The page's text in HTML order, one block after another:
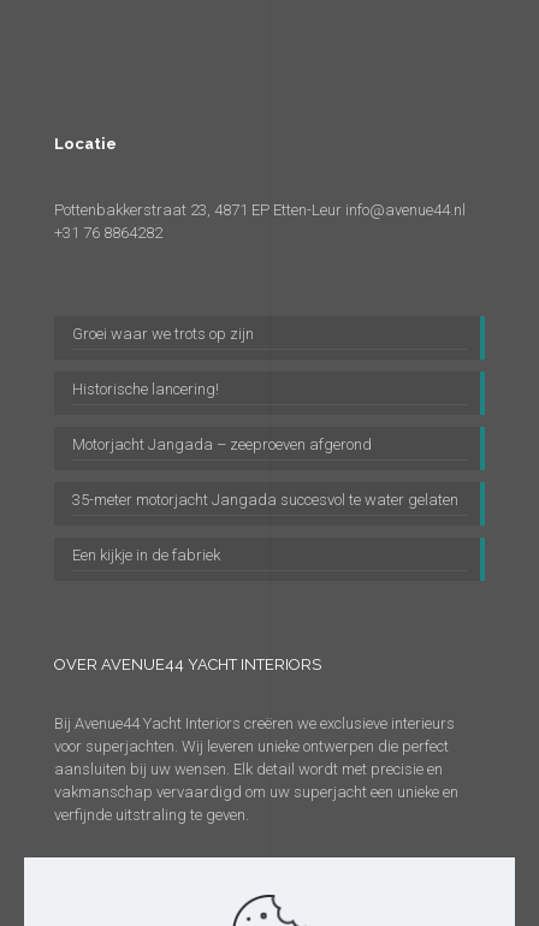
Locatie
Pottenbakkerstraat 23, 4871 EP Etten-Leur info@avenue44.nl
+31 76 8864282
Groei waar we trots op zijn
Historische lancering!
Motorjacht Jangada – zeeproeven afgerond
35-meter motorjacht Jangada succesvol te water gelaten
Een kijkje in de fabriek
OVER AVENUE44 YACHT INTERIORS
Bij Avenue44 Yacht Interiors creëren we exclusieve interieurs
voor superjachten. Wij leveren unieke ontwerpen die perfect
aansluiten bij uw wensen. Elk detail wordt met precisie en
vakmanschap vervaardigd om uw superjacht een unieke en
verfijnde uitstraling te geven.